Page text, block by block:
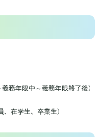
務年限中～義務年限終了後）
在学生、卒業生）